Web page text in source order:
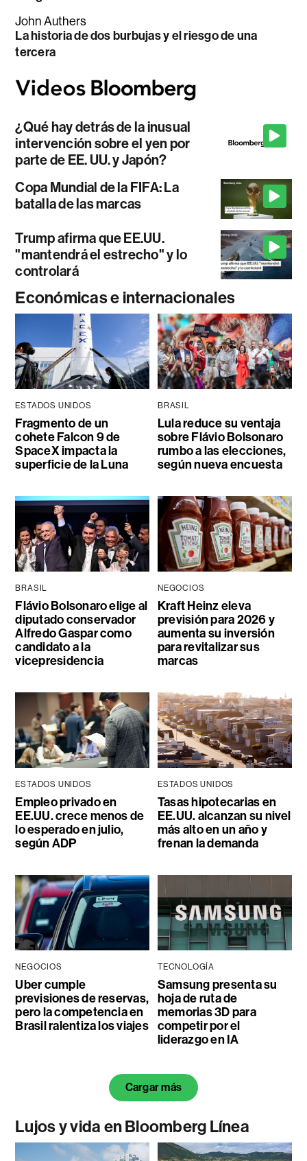
John Authers
La historia de dos burbujas y el riesgo de una
tercera
¿Qué hay detrás de la inusual
intervención sobre el yen por
parte de EE. UU. y Japón?
Copa Mundial de la FIFA: La
batalla de las marcas
Trump afirma que EE.UU.
"mantendrá el estrecho" y lo
controlará
Económicas e internacionales
ESTADOS UNIDOS
Fragmento de un
cohete Falcon 9 de
SpaceX impacta la
superficie de la Luna
BRASIL
Lula reduce su ventaja
sobre Flávio Bolsonaro
rumbo a las elecciones,
según nueva encuesta
BRASIL
Flávio Bolsonaro elige al
diputado conservador
Alfredo Gaspar como
candidato a la
vicepresidencia
NEGOCIOS
Kraft Heinz eleva
previsión para 2026 y
aumenta su inversión
para revitalizar sus
marcas
ESTADOS UNIDOS
Empleo privado en
EE.UU. crece menos de
lo esperado en julio,
según ADP
ESTADOS UNIDOS
Tasas hipotecarias en
EE.UU. alcanzan su nivel
más alto en un año y
frenan la demanda
NEGOCIOS
Uber cumple
previsiones de reservas,
pero la competencia en
Brasil ralentiza los viajes
TECNOLOGÍA
Samsung presenta su
hoja de ruta de
memorias 3D para
competir por el
liderazgo en IA
Cargar más
Lujos y vida en Bloomberg Línea